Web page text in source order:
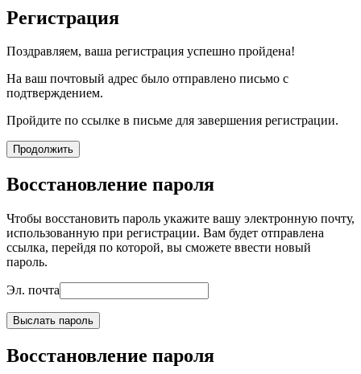
Регистрация
Поздравляем, ваша регистрация успешно пройдена!
На ваш почтовый адрес было отправлено письмо с
подтверждением.
Пройдите по ссылке в письме для завершения регистрации.
Продолжить
Восстановление пароля
Чтобы восстановить пароль укажите вашу электронную почту,
использованную при регистрации. Вам будет отправлена
ссылка, перейдя по которой, вы сможете ввести новый
пароль.
Эл. почта
Выслать пароль
Восстановление пароля